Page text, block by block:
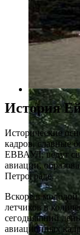
История
Исторические
кадров, славные
ЕВВАУЛ, ведут
авиации,
Петрограде.
Вскоре в
летчиков в
сегодняшний
авиационных